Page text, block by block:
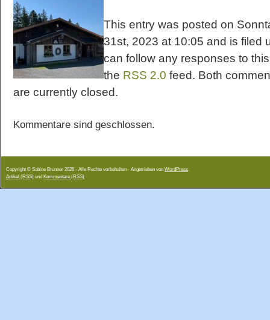
This entry was posted on
31st, 2023 at 10:05 and is filed
can follow any responses to
the RSS 2.0 feed. Both
are currently closed.
Kommentare sind geschlossen.
Copyright © Sabine Brunner 2026 - Alle Rechte vorbehalten - Angetrieben von WordPress.
Artikel (RSS) und Kommentare (RSS)